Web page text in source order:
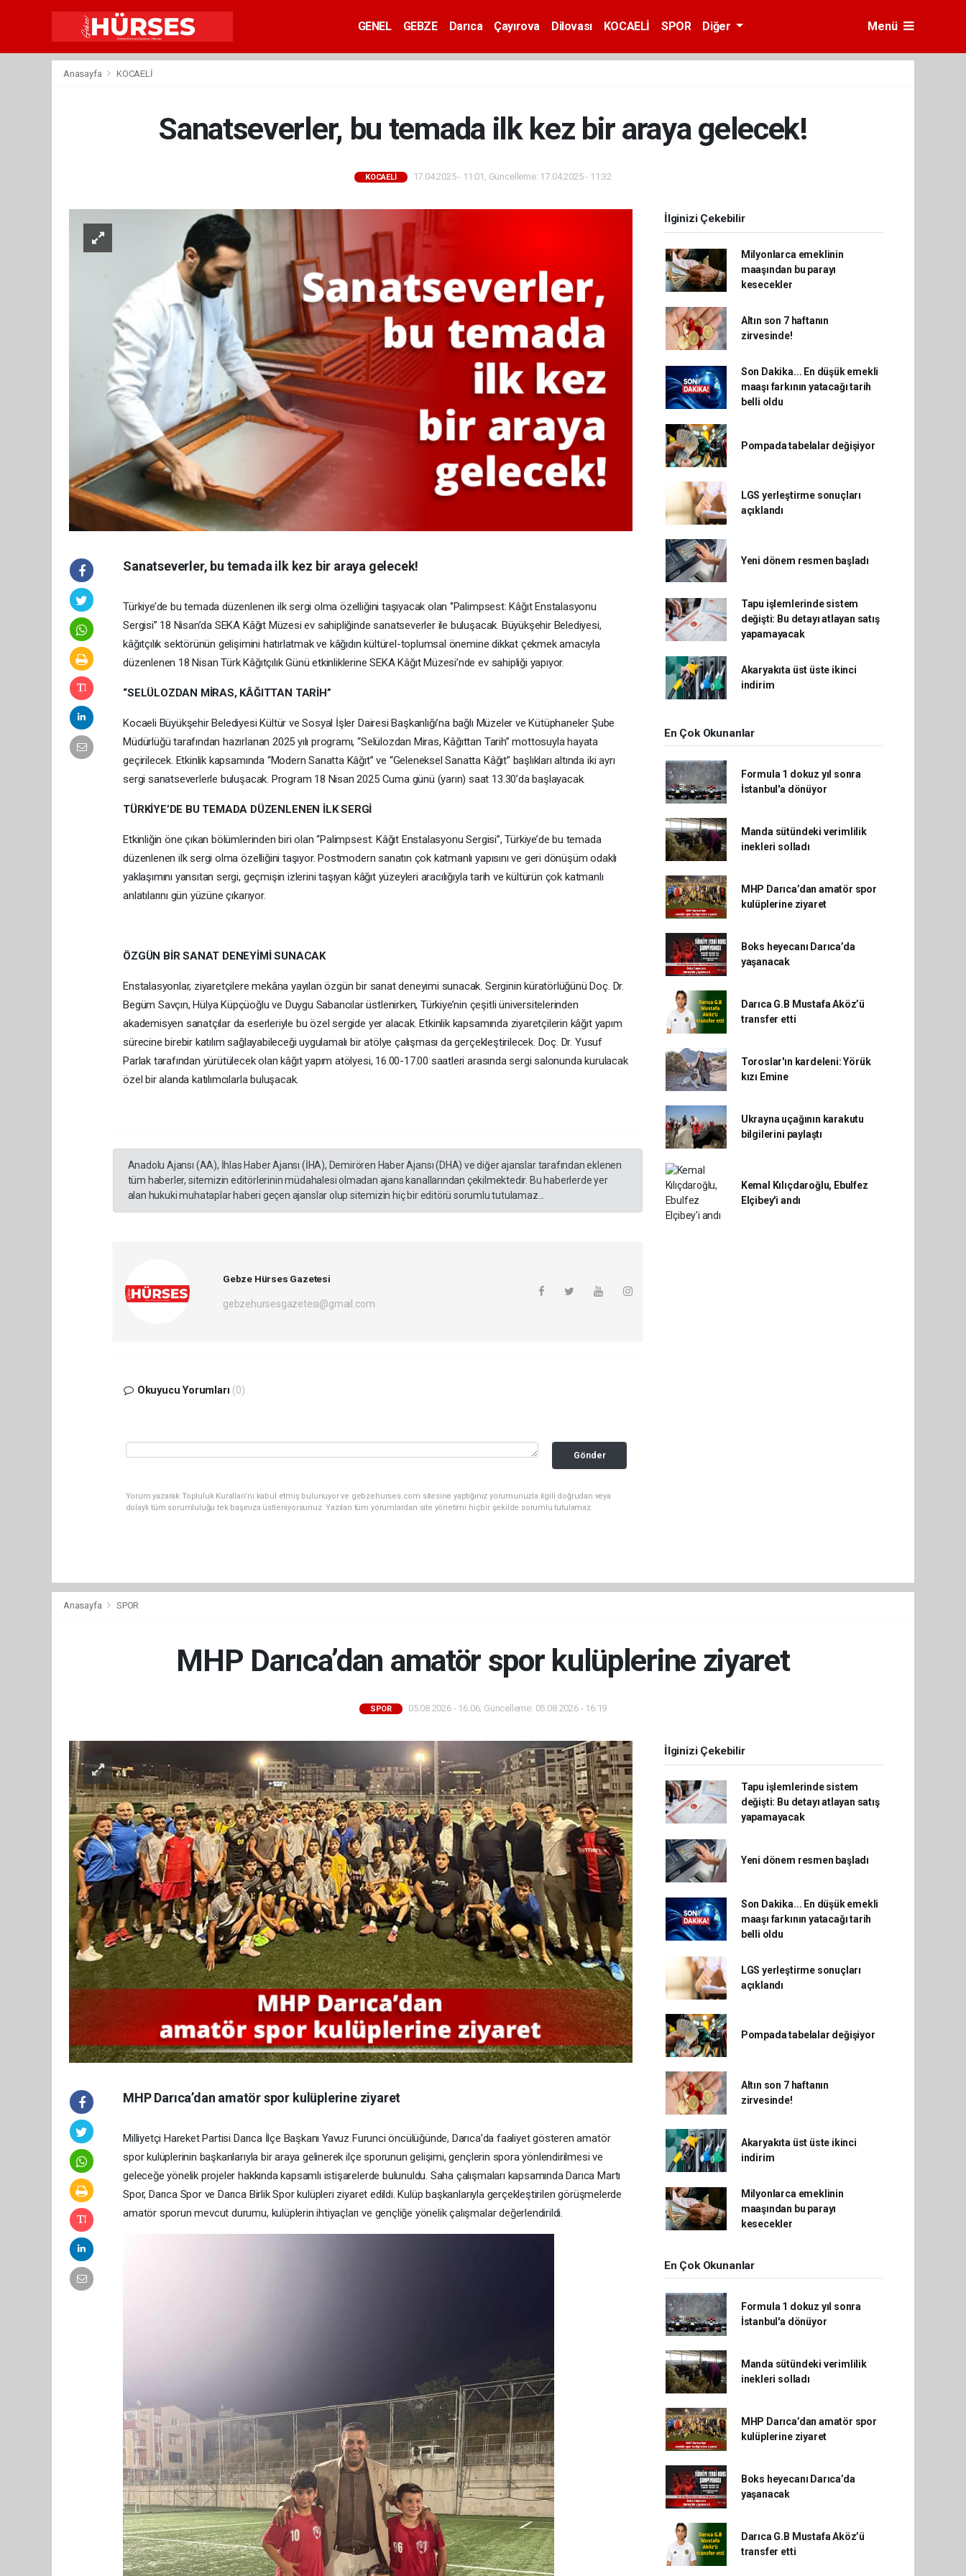
GENEL GEBZE Darıca Çayırova Dilovası KOCAELİ SPOR Diğer Menü
Anasayfa KOCAELİ
Sanatseverler, bu temada ilk kez bir araya gelecek!
KOCAELİ 17.04.2025 - 11:01, Güncelleme: 17.04.2025 - 11:32
Sanatseverler, bu temada ilk kez bir araya gelecek!
Türkiye’de bu temada düzenlenen ilk sergi olma özelliğini taşıyacak olan ‘’Palimpsest: Kâğıt Enstalasyonu
Sergisi’’ 18 Nisan’da SEKA Kâğıt Müzesi ev sahipliğinde sanatseverler ile buluşacak. Büyükşehir Belediyesi,
kâğıtçılık sektörünün gelişimini hatırlatmak ve kâğıdın kültürel-toplumsal önemine dikkat çekmek amacıyla
düzenlenen 18 Nisan Türk Kâğıtçılık Günü etkinliklerine SEKA Kâğıt Müzesi’nde ev sahipliği yapıyor.
“SELÜLOZDAN MİRAS, KÂĞITTAN TARİH”
Kocaeli Büyükşehir Belediyesi Kültür ve Sosyal İşler Dairesi Başkanlığı’na bağlı Müzeler ve Kütüphaneler Şube
Müdürlüğü tarafından hazırlanan 2025 yılı programı, “Selülozdan Miras, Kâğıttan Tarih” mottosuyla hayata
geçirilecek. Etkinlik kapsamında “Modern Sanatta Kâğıt” ve “Geleneksel Sanatta Kâğıt” başlıkları altında iki ayrı
sergi sanatseverlerle buluşacak. Program 18 Nisan 2025 Cuma günü (yarın) saat 13.30’da başlayacak.
TÜRKİYE’DE BU TEMADA DÜZENLENEN İLK SERGİ
Etkinliğin öne çıkan bölümlerinden biri olan “Palimpsest: Kâğıt Enstalasyonu Sergisi”, Türkiye’de bu temada
düzenlenen ilk sergi olma özelliğini taşıyor. Postmodern sanatın çok katmanlı yapısını ve geri dönüşüm odaklı
yaklaşımını yansıtan sergi, geçmişin izlerini taşıyan kâğıt yüzeyleri aracılığıyla tarih ve kültürün çok katmanlı
anlatılarını gün yüzüne çıkarıyor.
ÖZGÜN BİR SANAT DENEYİMİ SUNACAK
Enstalasyonlar, ziyaretçilere mekâna yayılan özgün bir sanat deneyimi sunacak. Serginin küratörlüğünü Doç. Dr.
Begüm Savçın, Hülya Küpçüoğlu ve Duygu Sabancılar üstlenirken, Türkiye’nin çeşitli üniversitelerinden
akademisyen sanatçılar da eserleriyle bu özel sergide yer alacak. Etkinlik kapsamında ziyaretçilerin kâğıt yapım
sürecine birebir katılım sağlayabileceği uygulamalı bir atölye çalışması da gerçekleştirilecek. Doç. Dr. Yusuf
Parlak tarafından yürütülecek olan kâğıt yapım atölyesi, 16.00-17.00 saatleri arasında sergi salonunda kurulacak
özel bir alanda katılımcılarla buluşacak.
Anadolu Ajansı (AA), İhlas Haber Ajansı (İHA), Demirören Haber Ajansı (DHA) ve diğer ajanslar tarafından eklenen
tüm haberler, sitemizin editörlerinin müdahalesi olmadan ajans kanallarından çekilmektedir. Bu haberlerde yer
alan hukuki muhataplar haberi geçen ajanslar olup sitemizin hiç bir editörü sorumlu tutulamaz...
Gebze Hürses Gazetesi
gebzehursesgazetesi@gmail.com
Okuyucu Yorumları (0)
Gönder
Yorum yazarak Topluluk Kuralları’nı kabul etmiş bulunuyor ve gebzehurses.com sitesine yaptığınız yorumunuzla ilgili doğrudan veya
dolaylı tüm sorumluluğu tek başınıza üstleniyorsunuz. Yazılan tüm yorumlardan site yönetimi hiçbir şekilde sorumlu tutulamaz.
İlginizi Çekebilir
Milyonlarca emeklinin
maaşından bu parayı
kesecekler
Altın son 7 haftanın
zirvesinde!
Son Dakika... En düşük emekli
maaşı farkının yatacağı tarih
belli oldu
Pompada tabelalar değişiyor
LGS yerleştirme sonuçları
açıklandı
Yeni dönem resmen başladı
Tapu işlemlerinde sistem
değişti: Bu detayı atlayan satış
yapamayacak
Akaryakıta üst üste ikinci
indirim
En Çok Okunanlar
Formula 1 dokuz yıl sonra
İstanbul'a dönüyor
Manda sütündeki verimlilik
inekleri solladı
MHP Darıca’dan amatör spor
kulüplerine ziyaret
Boks heyecanı Darıca’da
yaşanacak
Darıca G.B Mustafa Aköz’ü
transfer etti
Toroslar'ın kardeleni: Yörük
kızı Emine
Ukrayna uçağının karakutu
bilgilerini paylaştı
Kemal Kılıçdaroğlu, Ebulfez
Elçibey'i andı
Anasayfa SPOR
MHP Darıca’dan amatör spor kulüplerine ziyaret
SPOR 05.08.2026 - 16:06, Güncelleme: 05.08.2026 - 16:19
MHP Darıca’dan amatör spor kulüplerine ziyaret
Milliyetçi Hareket Partisi Darıca İlçe Başkanı Yavuz Furunci öncülüğünde, Darıca’da faaliyet gösteren amatör
spor kulüplerinin başkanlarıyla bir araya gelinerek ilçe sporunun gelişimi, gençlerin spora yönlendirilmesi ve
geleceğe yönelik projeler hakkında kapsamlı istişarelerde bulunuldu. Saha çalışmaları kapsamında Darıca Martı
Spor, Darıca Spor ve Darıca Birlik Spor kulüpleri ziyaret edildi. Kulüp başkanlarıyla gerçekleştirilen görüşmelerde
amatör sporun mevcut durumu, kulüplerin ihtiyaçları ve gençliğe yönelik çalışmalar değerlendirildi.
İlginizi Çekebilir
Tapu işlemlerinde sistem
değişti: Bu detayı atlayan satış
yapamayacak
Yeni dönem resmen başladı
Son Dakika... En düşük emekli
maaşı farkının yatacağı tarih
belli oldu
LGS yerleştirme sonuçları
açıklandı
Pompada tabelalar değişiyor
Altın son 7 haftanın
zirvesinde!
Akaryakıta üst üste ikinci
indirim
Milyonlarca emeklinin
maaşından bu parayı
kesecekler
En Çok Okunanlar
Formula 1 dokuz yıl sonra
İstanbul'a dönüyor
Manda sütündeki verimlilik
inekleri solladı
MHP Darıca’dan amatör spor
kulüplerine ziyaret
Boks heyecanı Darıca’da
yaşanacak
Darıca G.B Mustafa Aköz’ü
transfer etti